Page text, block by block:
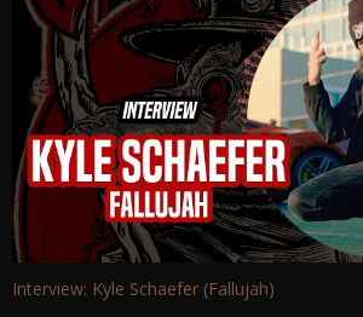
Interview: Kyle Schaefer (Fallujah)